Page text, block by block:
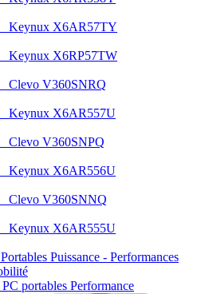
X6AR57TY
X6RP57TW
V360SNRQ
X6AR557U
V360SNPQ
X6AR556U
V360SNNQ
X6AR555U
portables Performance